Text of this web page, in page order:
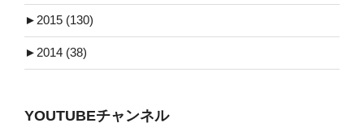
► 2015 (130)
► 2014 (38)
YOUTUBEチャンネル